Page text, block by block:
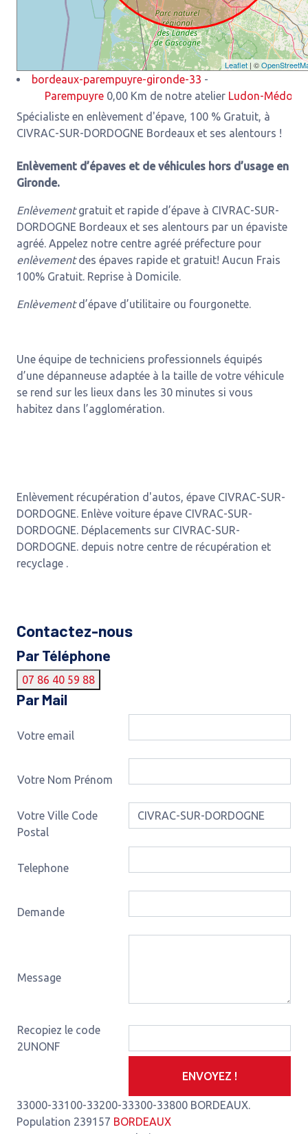
Leaflet | ©
bordeaux-parempuyre-gironde-33 -
Parempuyre0,00 Km de notre atelierLudon-Médoc3,93
Spécialiste en enlèvement d'épave, 100 % Gratuit, à
CIVRAC-SUR-DORDOGNE Bordeaux et ses alentours !
Enlèvement d’épaves et de véhicules hors d’usage en
Gironde.
Enlèvementgratuit et rapide d’épave à CIVRAC-SUR-
DORDOGNE Bordeaux et ses alentours par un épaviste
agréé. Appelez notre centre agréé préfecture pour
enlèvementdes épaves rapide et gratuit! Aucun Frais
100% Gratuit. Reprise à Domicile.
Enlèvementd’épave d’utilitaire ou fourgonette.
Une équipe de techniciens professionnels équipés
d’une dépanneuse adaptée à la taille de votre véhicule
se rend sur les lieux dans les 30 minutes si vous
habitez dans l’agglomération.
Enlèvement récupération d'autos, épave CIVRAC-SUR-
DORDOGNE. Enlève voiture épave CIVRAC-SUR-
DORDOGNE. Déplacements sur CIVRAC-SUR-
DORDOGNE. depuis notre centre de récupération et
recyclage .
Contactez-nous
Par Téléphone
07 86 40 59 88
Par Mail
Votre email
Votre Nom Prénom
Votre Ville Code
Postal
Telephone
Demande
Message
Recopiez le code
2UNONF
ENVOYEZ !
33000-33100-33200-33300-33800 BORDEAUX.
Population 239157 BORDEAUX